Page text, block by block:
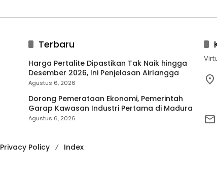
Terbaru
Harga Pertalite Dipastikan Tak Naik hingga
Desember 2026, Ini Penjelasan Airlangga
Agustus 6, 2026
Dorong Pemerataan Ekonomi, Pemerintah
Garap Kawasan Industri Pertama di Madura
Agustus 6, 2026
Privacy Policy
Index